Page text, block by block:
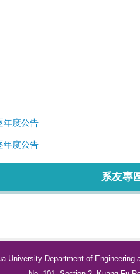
年度公告
年度公告
系友專
University Department of Engineering